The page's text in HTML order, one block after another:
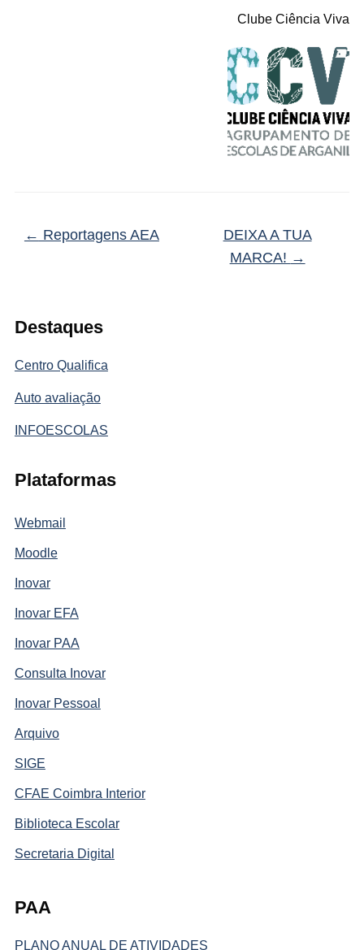
Destaques
Centro Qualifica
Auto avaliação
INFOESCOLAS
Plataformas
Webmail
Moodle
Inovar
Inovar EFA
Inovar PAA
Consulta Inovar
Inovar Pessoal
Arquivo
SIGE
CFAE Coimbra Interior
Biblioteca Escolar
Secretaria Digital
PAA
PLANO ANUAL DE ATIVIDADES
Clube Ciência Viva
← Reportagens AEA
DEIXA A TUA
MARCA! →